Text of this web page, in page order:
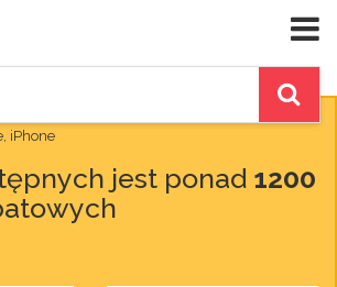
iPhone
jest ponad 1200